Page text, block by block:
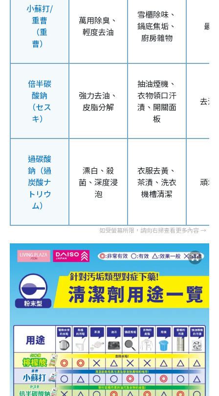
小蘇打/
重曹
（重
曹）
萬用除臭、
輕度去油
雪櫃除味、
鍋底焦垢、
廚房雜物
最
倍半碳
酸鈉
（セス
キ）
強力去油、
皮脂分解
抽油煙機、
衣物領口汗
漬、開關面
板
去油
過碳酸
鈉（過
炭酸ナ
トリウ
ム）
漂白、殺
菌、深度浸
泡
衣服去黃、
茶漬、洗衣
機槽清潔
頑垢